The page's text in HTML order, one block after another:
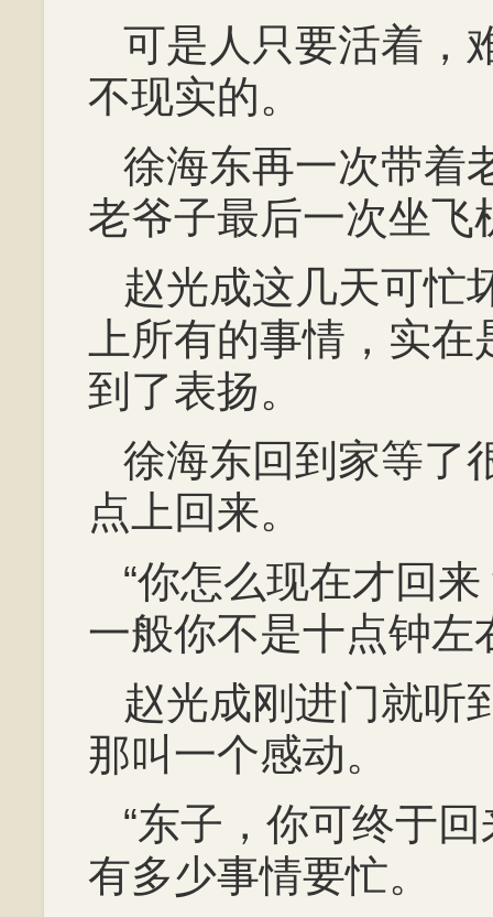
可是人只要活着，
不现实的。
徐海东再一次带着
老爷子最后一次坐飞
赵光成这几天可忙
上所有的事情，实
到了表扬。
徐海东回到家等了
点上回来。
“你怎么现在才回
一般你不是十点钟左
赵光成刚进门就听
那叫一个感动。
“东子，你可终于
有多少事情要忙。